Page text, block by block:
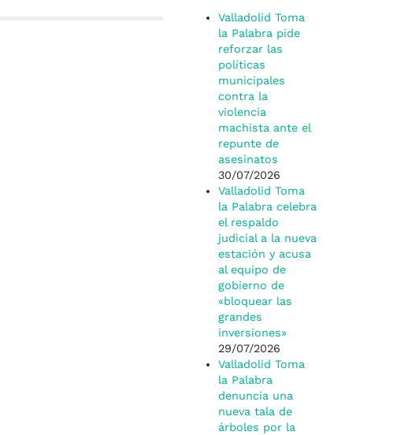
Valladolid Toma
la Palabra pide
reforzar las
políticas
municipales
contra la
violencia
machista ante el
repunte de
asesinatos
30/07/2026
Valladolid Toma
la Palabra celebra
el respaldo
judicial a la nueva
estación y acusa
al equipo de
gobierno de
«bloquear las
grandes
inversiones»
29/07/2026
Valladolid Toma
la Palabra
denuncia una
nueva tala de
árboles por la